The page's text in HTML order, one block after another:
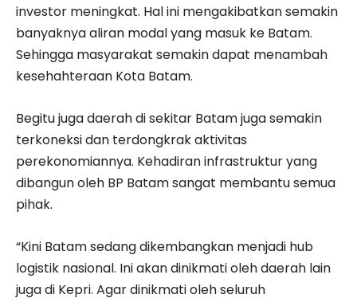
investor meningkat. Hal ini mengakibatkan semakin
banyaknya aliran modal yang masuk ke Batam.
Sehingga masyarakat semakin dapat menambah
kesehahteraan Kota Batam.
Begitu juga daerah di sekitar Batam juga semakin
terkoneksi dan terdongkrak aktivitas
perekonomiannya. Kehadiran infrastruktur yang
dibangun oleh BP Batam sangat membantu semua
pihak.
“Kini Batam sedang dikembangkan menjadi hub
logistik nasional. Ini akan dinikmati oleh daerah lain
juga di Kepri. Agar dinikmati oleh seluruh